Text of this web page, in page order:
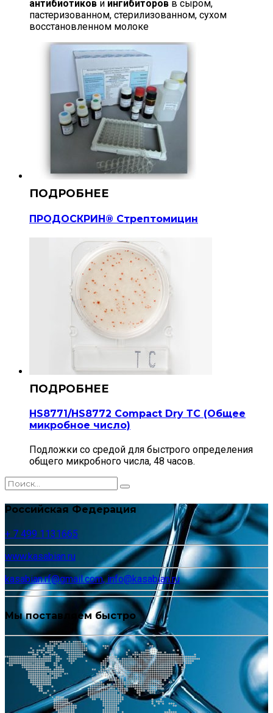
антибиотиков и ингибиторов в сыром,
пастеризованном, стерилизованном, сухом
восстановленном молоке
ПРОДОСКРИН® Стрептомицин
HS8771/HS8772 Compact Dry ТС (Общее
микробное число)
Подложки со средой для быстрого определения
общего микробного числа, 48 часов.
Российская Федерация
+ 7 499 1131665
www.kasabian.ru
kasabian.rf@gmail.com, info@kasabian.ru
Мы поставляем быстро